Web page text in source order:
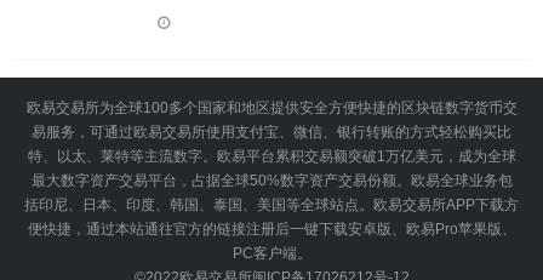
欧易交易所为全球100多个国家和地区提供安全方便快捷的区块链数字货币交
易服务，可通过欧易交易所使用支付宝、微信、银行转账的方式轻松购买比
特、以太、莱特等主流数字。欧易平台累积交易额突破1万亿美元，成为全球
最大数字资产交易平台，占据全球50%数字资产交易份额。欧易全球业务包
括印尼、日本、印度、韩国、泰国、美国等全球站点。欧易交易所APP下载方
便快捷，通过本站通往官方的链接注册后一键下载安卓版、欧易Pro苹果版、
PC客户端。